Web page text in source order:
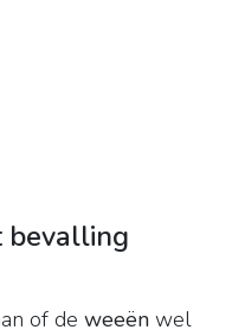
bevalling
of de weeën wel